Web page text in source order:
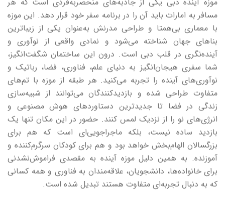
مسافر به امارات باید آن را در برنامه سفر خود قرار دهد. این موزه
با معماری بی‌همتا و طراحی مدرنش به‌عنوان یکی از زیباترین
بناهای جهان شناخته می‌شود و نمادی واقعی از نوآوری و
آینده‌نگری در قلب دبی است. درون این ساختمان شگفت‌انگیز،
شما سفری هیجان‌انگیز به دنیای علم، فناوری، فضا، رباتیک و
نوآوری‌های آینده را تجربه می‌کنید. هر طبقه از موزه با تم‌های
متفاوت طراحی شده و بازدیدکنندگان می‌توانند از شبیه‌سازی
زندگی در فضا تا جدیدترین دستاوردهای هوش مصنوعی و
انرژی‌های نو را از نزدیک لمس کنند. حضور در این مکان تنها یک
بازدید ساده نیست، بلکه ماجراجویی‌ای است که هم برای
بزرگسالان الهام‌بخش خواهد بود و هم برای کودکان سرگرم‌کننده و
آموزنده. به همین دلیل موزه آینده به مقصدی فراموش‌نشدنی
برای خانواده‌ها، دانشجویان، علاقه‌مندان به فناوری و همه کسانی
که به دنبال تجربه‌ای متفاوت هستند تبدیل شده است.